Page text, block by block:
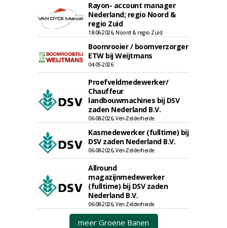
Rayon- account manager
Nederland; regio Noord &
regio Zuid
18-06-2026, Noord & regio Zuid
Boomrooier / boomverzorger
ETW bij Weijtmans
04-05-2026
Proefveldmedewerker/
Chauffeur
landbouwmachines bij DSV
zaden Nederland B.V.
06-08-2026, Ven-Zelderheide
Kasmedewerker (fulltime) bij
DSV zaden Nederland B.V.
06-08-2026, Ven-Zelderheide
Allround
magazijnmedewerker
(fulltime) bij DSV zaden
Nederland B.V.
06-08-2026, Ven Zelderheide
meer Groene Banen